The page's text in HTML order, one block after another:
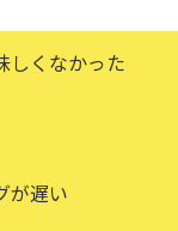
しくなかった
が遅い